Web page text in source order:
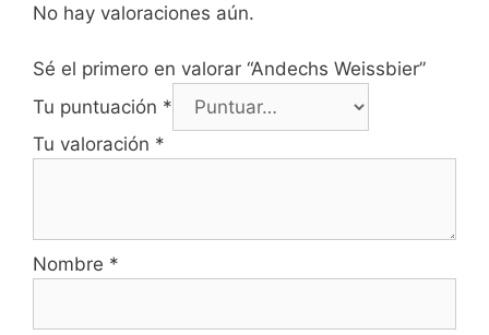
No hay valoraciones aún.
Sé el primero en valorar “Andechs Weissbier”
Tu puntuación *
Tu valoración *
Nombre *